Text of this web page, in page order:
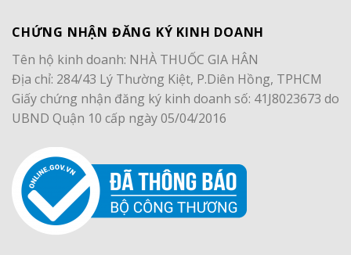
CHỨNG NHẬN ĐĂNG KÝ KINH DOANH
Tên hộ kinh doanh: NHÀ THUỐC GIA HÂN
Địa chỉ: 284/43 Lý Thường Kiệt, P.Diên Hồng, TPHCM
Giấy chứng nhận đăng ký kinh doanh số: 41J8023673 do
UBND Quận 10 cấp ngày 05/04/2016